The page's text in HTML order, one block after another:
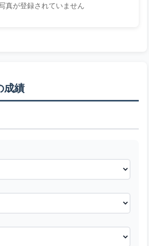
真が登録されていません
成績